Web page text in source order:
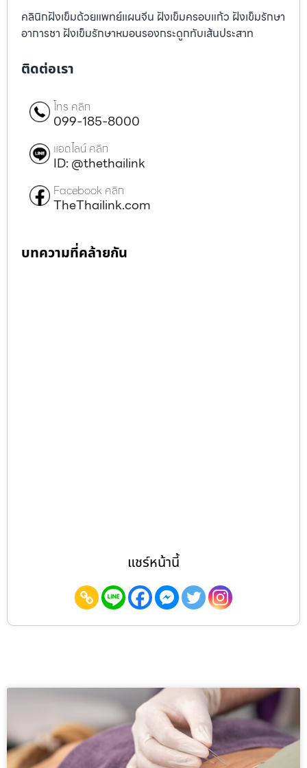
คลินิกฝังเข็มด้วยแพทย์แผนจีน ฝังเข็มครอบแก้ว ฝังเข็มรักษา
อาการชา ฝังเข็มรักษาหมอนรองกระดูกทับเส้นประสาท
ติดต่อเรา
โทร คลิก
099-185-8000
แอดไลน์ คลิก
ID: @thethailink
Facebook คลิก
TheThailink.com
บทความที่คล้ายกัน
แชร์หน้านี้